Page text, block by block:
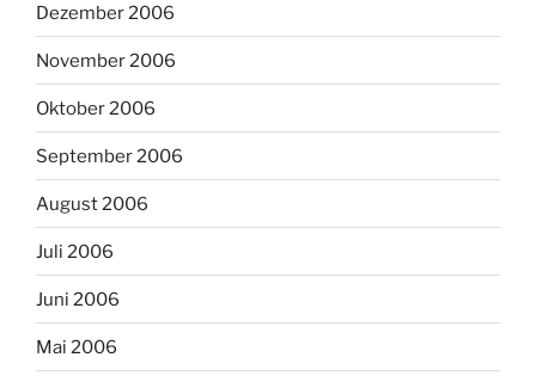
Dezember 2006
November 2006
Oktober 2006
September 2006
August 2006
Juli 2006
Juni 2006
Mai 2006